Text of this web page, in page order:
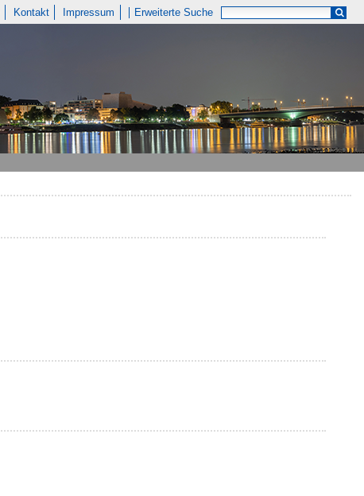
Kontakt Impressum Erweiterte Suche